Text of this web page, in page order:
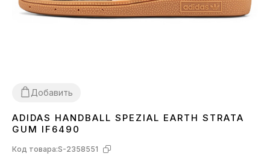
Добавить
36 3738 394041424345
ADIDAS HANDBALL SPEZIAL EARTH STRATA
GUM IF6490
Код товара:S-2358551